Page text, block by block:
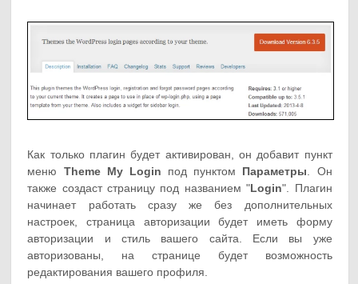
Как только плагин будет активирован, он добавит пункт
меню Theme My Login под пунктом Параметры. Он
также создаст страницу под названием "Login". Плагин
начинает работать сразу же без дополнительных
настроек, страница авторизации будет иметь форму
авторизации и стиль вашего сайта. Если вы уже
авторизованы, на странице будет возможность
редактирования вашего профиля.